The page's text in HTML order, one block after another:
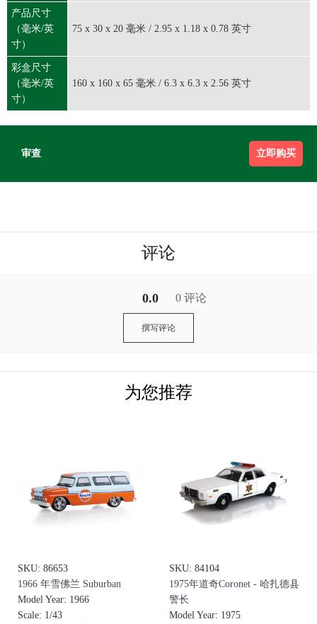
产品尺寸
（毫米/英
寸）
75 x 30 x 20 毫米 / 2.95 x 1.18 x 0.78 英寸
彩盒尺寸
（毫米/英
寸）
160 x 160 x 65 毫米 / 6.3 x 6.3 x 2.56 英寸
审查 立即购买
评论
0.0 0 评论
撰写评论
为您推荐
SKU: 86653
1966 年雪佛兰 Suburban
Model Year: 1966
Scale: 1/43
SKU: 84104
1975年道奇Coronet - 哈扎德县
警长
Model Year: 1975